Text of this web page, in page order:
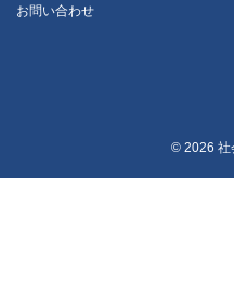
お問い合わせ
© 2026社